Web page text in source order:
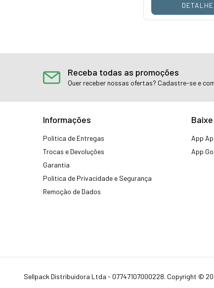
Receba todas as promoções
Quer receber nossas ofertas? Cadastre-se e
Informações
Politica de Entregas
Trocas e Devoluções
Garantia
Politica de Privacidade e Segurança
Remoção de Dados
App
App
Sellpack Distribuidora Ltda - 07747107000228. Copyright ©